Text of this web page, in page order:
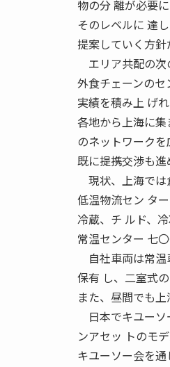
物の分 離が必要
そのレベルに 達
提案していく方針
エリア共配の次
外食チェーンのセ
実績を積み上 げ
各地から上海に
のネットワークを
既に提携交渉も進
現状、上海では
低温物流セン タ
冷蔵、チ ルド、
常温センター 七
自社車両は常温
保有 し、二室式
また、昼間でも
日本でキユーソ
ンアセッ トのモ
キユーソー会を